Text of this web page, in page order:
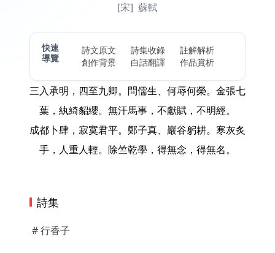
[宋] 蘇軾
快速
導覽
詩文原文 詩集收錄
註解解析
創作背景
白話翻譯 作品賞析
三入承明，四至九卿。問儒生、何辱何榮。金張七
葉，紈綺貂纓。無汗馬事，不獻賦，不明經。
成都卜肆，寂寞君平。鄭子真、巖谷躬耕。寒灰炙
手，人重人輕。除竺乾學，得無念，得無名。
詩集
# 行香子